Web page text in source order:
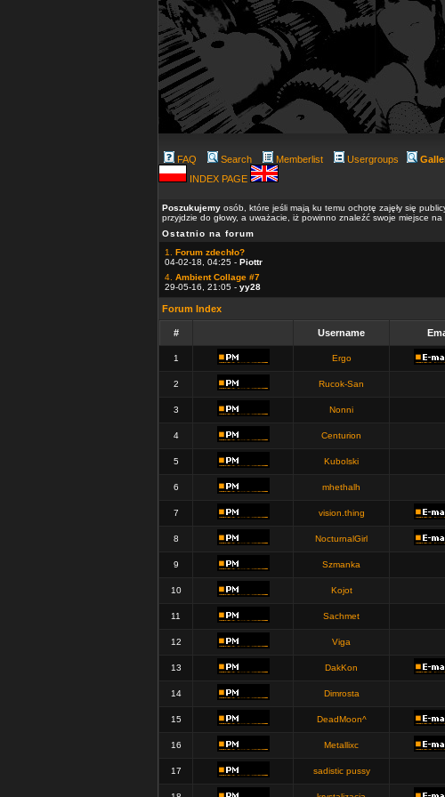
FAQ Search Memberlist Usergroups
INDEX PAGE
Poszukujemy osób, które jeśli mają ku temu ochotę zajęły się
przyjdzie do głowy, a uważacie, iż powinno znaleźć swoje miejsce na
Ostatnio na forum
1. Forum zdechło?
04-02-18, 04:25 - Piottr
4. Ambient Collage #7
29-05-16, 21:05 - yy28
Forum Index
# Username
1 Ergo
2 Rucok-San
3 Nonni
4 Centurion
5 Kubolski
6 mhethalh
7 vision.thing
8 NocturnalGirl
9 Szmanka
10 Kojot
11 Sachmet
12 Viga
13 DakKon
14 Dimrosta
15 DeadMoon^
16 Metallixc
17 sadistic pussy